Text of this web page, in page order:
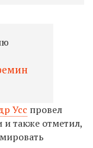
Усс провел
также отметил,